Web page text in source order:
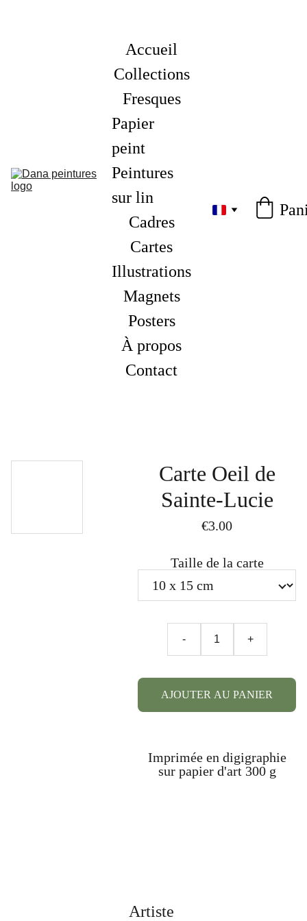
Accueil
Collections
Fresques
Papier
peint
Peintures
sur lin
Cadres
Cartes
Illustrations
Magnets
Posters
À propos
Contact
Carte Oeil de
Sainte-Lucie
€3.00
Taille de la carte
- +
AJOUTER AU PANIER
Imprimée en digigraphie
sur papier d'art 300 g
Artiste